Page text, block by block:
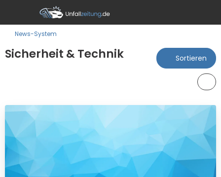
News-System
Sicherheit & Technik Sortieren